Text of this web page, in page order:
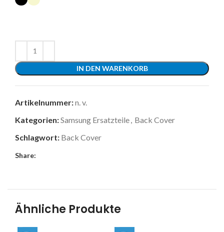
IN DEN WARENKORB
Artikelnummer:n. v.
Kategorien:Samsung Ersatzteile Back Cover
Schlagwort: Back Cover
Share:
Ähnliche Produkte